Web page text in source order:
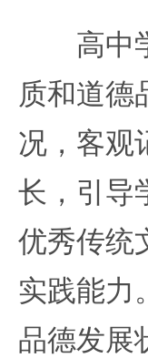
高中学
质和道德
况，客观
长，引导
优秀传统
实践能力
品德发展